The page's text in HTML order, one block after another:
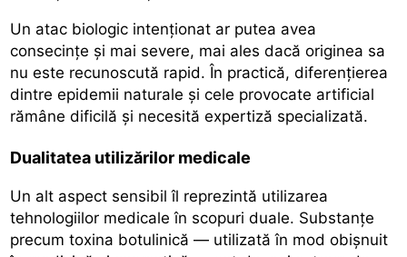
Un atac biologic intenționat ar putea avea
consecințe și mai severe, mai ales dacă originea sa
nu este recunoscută rapid. În practică, diferențierea
dintre epidemii naturale și cele provocate artificial
rămâne dificilă și necesită expertiză specializată.
Dualitatea utilizărilor medicale
Un alt aspect sensibil îl reprezintă utilizarea
tehnologiilor medicale în scopuri duale. Substanțe
precum toxina botulinică — utilizată în mod obișnuit